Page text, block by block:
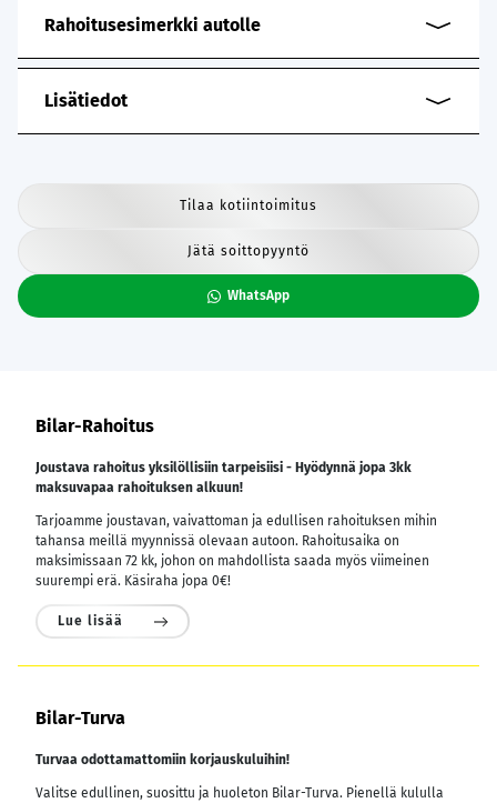
Rahoitusesimerkki autolle
Lisätiedot
Tilaa kotiintoimitus
Jätä soittopyyntö
WhatsApp
Bilar-Rahoitus
Joustava rahoitus yksilöllisiin tarpeisiisi - Hyödynnä jopa 3kk
maksuvapaa rahoituksen alkuun!
Tarjoamme joustavan, vaivattoman ja edullisen rahoituksen mihin
tahansa meillä myynnissä olevaan autoon. Rahoitusaika on
maksimissaan 72 kk, johon on mahdollista saada myös viimeinen
suurempi erä. Käsiraha jopa 0€!
Lue lisää
Bilar-Turva
Turvaa odottamattomiin korjauskuluihin!
Valitse edullinen, suosittu ja huoleton Bilar-Turva. Pienellä kululla